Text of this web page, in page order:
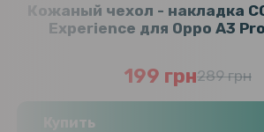
Кожаный чехол - накладка
Experience для Oppo A3
199 грн289 грн
Купить